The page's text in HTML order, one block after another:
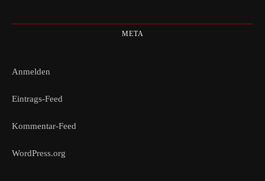
META
Anmelden
Eintrags-Feed
Kommentar-Feed
WordPress.org